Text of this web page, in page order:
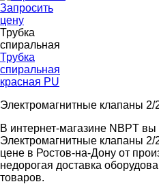
Запросить
цену
Трубка
спиральная
Трубка
спиральная
красная PU
Электромагнитные клапаны
В интернет-магазине NBPT вы
Электромагнитные клапаны
цене в Ростов-на-Дону от
недорогая доставка
товаров.